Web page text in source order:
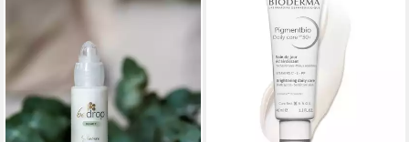
Gesichtspflege Pigmentbio
Tägliche Pflege LSF 50+ -,
gegen Hautunreinheiten
(747,50 €/ 1 l)
lieferbar - in 2-3 Werktagen bei dir